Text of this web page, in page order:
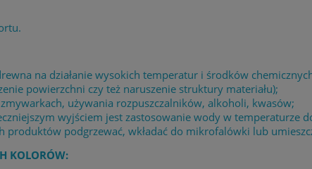
na działanie wysokich temperatur i środków
powierzchni czy też naruszenie struktury materiału);
używania rozpuszczalników, alkoholi, kwasów;
wyjściem jest zastosowanie wody w temperaturze
produktów podgrzewać, wkładać do mikrofalówki lub
KOLORÓW: